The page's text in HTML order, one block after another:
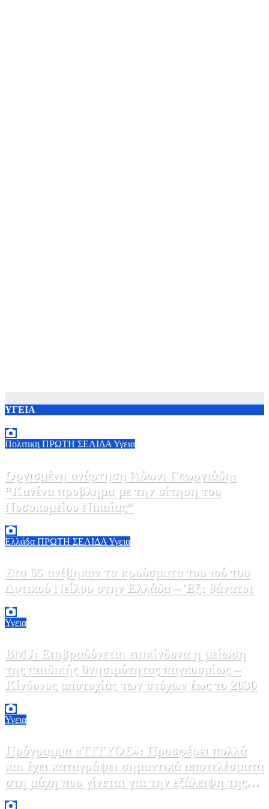
ΥΓΕΙΑ
Πολιτικη ΠΡΩΤΗ ΣΕΛΙΔΑΥγεια
Οργισμένη ανάρτηση Άδωνι Γεωργιάδη:
“Κανένα προβλημα με την σίτηση του
Νοσοκομείου Νικαίας”
Ελλάδα ΠΡΩΤΗ ΣΕΛΙΔΑ Υγεια
Στα 65 ανέβηκαν τα κρούσματα του ιού του
Δυτικού Νείλου στην Ελλάδα – Έξι θάνατοι
Υγεια
BMJ: Επιβραδύνεται επικίνδυνα η μείωση
της παιδικής θνησιμότητας παγκοσμίως –
Κίνδυνος αποτυχίας των στόχων έως το 2030
Υγεια
Πρόγραμμα «ΤΙΤΥΟΣ»: Προσφέρει πολλά
και έχει καταγράψει σημαντικά αποτελέσματα
στη μάχη που γίνεται για την εξάλειψη της
ηπατίτιδας C